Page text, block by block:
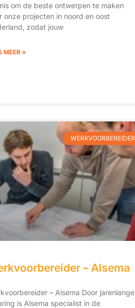
om de beste ontwerpen te maken
onze projecten in noord en oost
zodat jouw
MEER »
WERKVOORBEREIDER
– Alsema
– Alsema Door jarenlange
is Alsema specialist in de